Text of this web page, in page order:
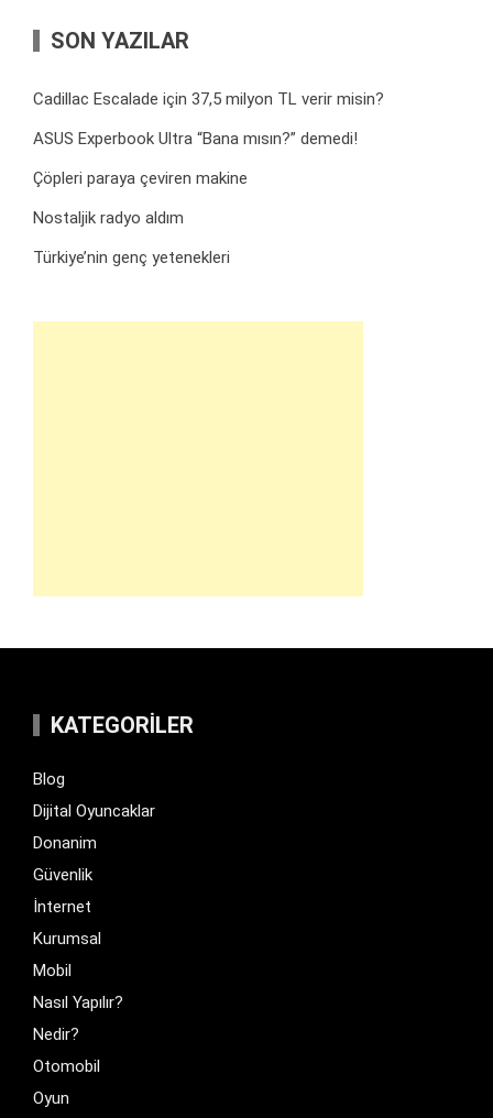
SON YAZILAR
Cadillac Escalade için 37,5 milyon TL verir misin?
ASUS Experbook Ultra “Bana mısın?” demedi!
Çöpleri paraya çeviren makine
Nostaljik radyo aldım
Türkiye’nin genç yetenekleri
KATEGORILER
Blog
Dijital Oyuncaklar
Donanim
Güvenlik
İnternet
Kurumsal
Mobil
Nasıl Yapılır?
Nedir?
Otomobil
Oyun